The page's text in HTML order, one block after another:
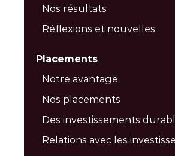
Nos résultats
Réflexions et nouvelles
Placements
Notre avantage
Nos placements
Des investissements
Relations avec les